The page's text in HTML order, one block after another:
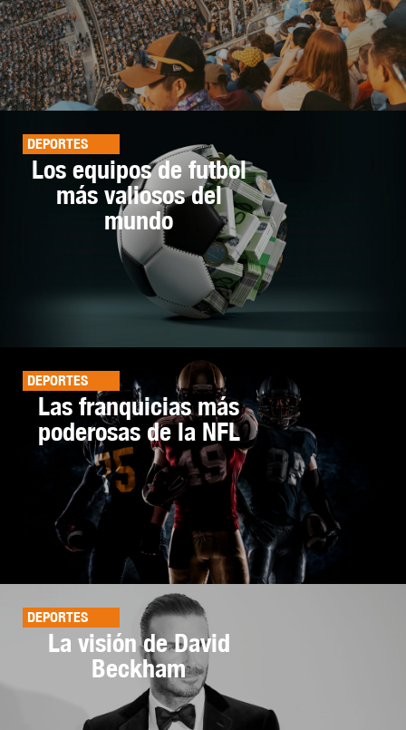
DEPORTES
Los equipos de futbol
más valiosos del
mundo
DEPORTES
Las franquicias más
poderosas de la NFL
DEPORTES
La visión de David
Beckham